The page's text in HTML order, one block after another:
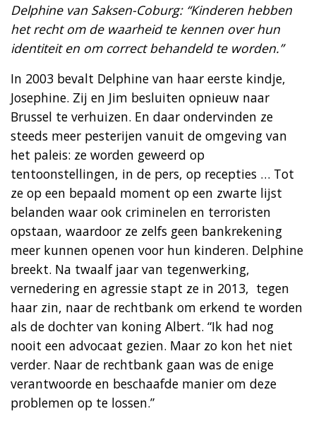
Delphine van Saksen-Coburg: “Kinderen hebben
het recht om de waarheid te kennen over hun
identiteit en om correct behandeld te worden.”
In 2003 bevalt Delphine van haar eerste kindje,
Josephine. Zij en Jim besluiten opnieuw naar
Brussel te verhuizen. En daar ondervinden ze
steeds meer pesterijen vanuit de omgeving van
het paleis: ze worden geweerd op
tentoonstellingen, in de pers, op recepties … Tot
ze op een bepaald moment op een zwarte lijst
belanden waar ook criminelen en terroristen
opstaan, waardoor ze zelfs geen bankrekening
meer kunnen openen voor hun kinderen. Delphine
breekt. Na twaalf jaar van tegenwerking,
vernedering en agressie stapt ze in 2013, tegen
haar zin, naar de rechtbank om erkend te worden
als de dochter van koning Albert. “Ik had nog
nooit een advocaat gezien. Maar zo kon het niet
verder. Naar de rechtbank gaan was de enige
verantwoorde en beschaafde manier om deze
problemen op te lossen.”